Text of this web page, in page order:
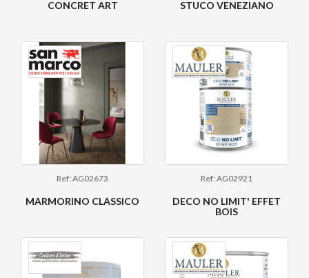
CONCRET ART STUCO VENEZIANO
Ref: AG02673
MARMORINO CLASSICO
Ref: AG02921
DECO NO LIMIT' EFFET
BOIS